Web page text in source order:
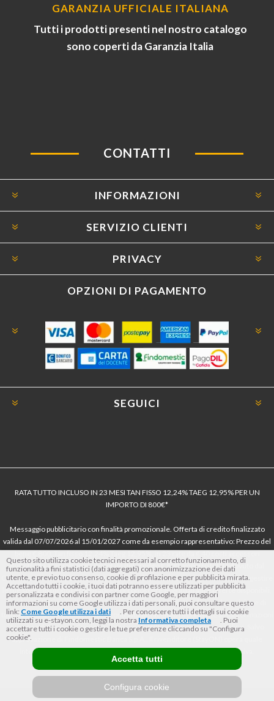
GARANZIA UFFICIALE ITALIANA
Tutti i prodotti presenti nel nostro catalogo
sono coperti da Garanzia Italia
CONTATTI
INFORMAZIONI
SERVIZIO CLIENTI
PRIVACY
OPZIONI DI PAGAMENTO
SEGUICI
RATA TUTTO INCLUSO IN 23 MESI TAN FISSO 12,24% TAEG 12,95% PER UN
IMPORTO DI 800€*
Messaggio pubblicitario con finalità promozionale. Offerta di credito finalizzato
valida dal 07/07/2026 al 15/01/2027 come da esempio rappresentativo: Prezzo del
dell’offerta azzerati. Importo totale del credito € 800. Importo totale dovuto dal
Consumatore € 920. Decorrenza media della prima rata a 90 giorni. Al fine di gestire
le tue spese in modo responsabile e di conoscere eventuali altre offerte disponibili,
Findomestic ti ricorda, prima di sottoscrivere il contratto, di prendere visione di
tutte le condizioni economiche e contrattuali, facendo riferimento alle Informazioni
Europee di Base sul Credito ai Consumatori (IEBCC) nel percorso online. Salvo
approvazione di Findomestic Banca S.p.A.. Il rivenditore (StayON) opera quale
intermediario del credito per Findomestic Banca S.p.A., non in esclusiva.
Questo sito utilizza cookie tecnici necessari al corretto funzionamento, di
funzionalità a fini statistici (dati aggregati) con anonimizzazione dei dati
utente, e previo tuo consenso, cookie di profilazione e per pubblicità mirata.
Accettando tutti i cookie, i tuoi dati potranno essere utilizzati per pubblicità
personalizzata e condivisi con partner come Google, per maggiori
informazioni su come Google utilizza i dati personali, puoi consultare questo
link: Come Google utilizza i dati
. Per conoscere tutti i dettagli sui cookie
utilizzati su e-stayon.com, leggi la nostra Informativa completa
. Puoi
accettare tutti i cookie o gestire le tue preferenze cliccando su "Configura
cookie".
Configura cookie
Accetta tutti